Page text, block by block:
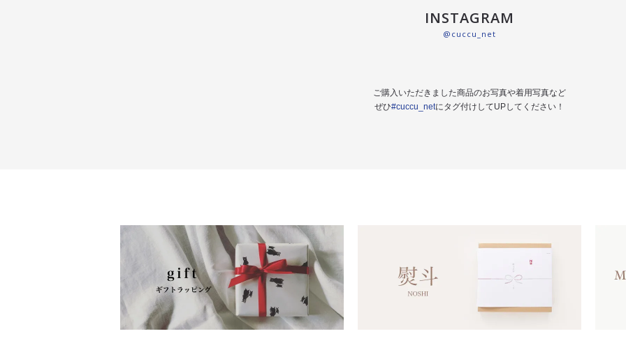
INSTAGRAM
@cuccu_net
ご購入いただきました商品のお写真や着用写真など
ぜひ#cuccu_netにタグ付けしてUPしてください！